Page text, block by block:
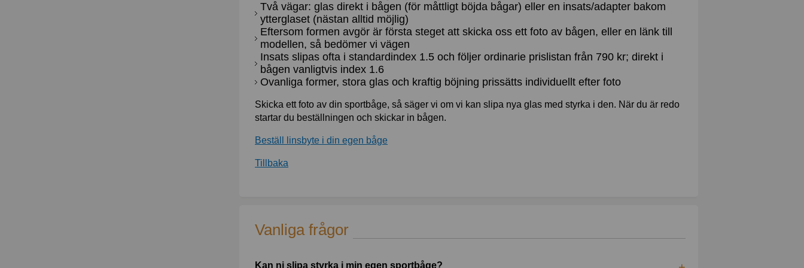
Två vägar: glas direkt i bågen (för måttligt böjda bågar) eller en insats/adapter bakom
ytterglaset (nästan alltid möjlig)
Eftersom formen avgör är första steget att skicka oss ett foto av bågen, eller en länk till
modellen, så bedömer vi vägen
Insats slipas ofta i standardindex 1.5 och följer ordinarie prislistan från 790 kr; direkt i
bågen vanligtvis index 1.6
Ovanliga former, stora glas och kraftig böjning prissätts individuellt efter foto
Skicka ett foto av din sportbåge, så säger vi om vi kan slipa nya glas med styrka i den. När du är redo
startar du beställningen och skickar in bågen.
Beställ linsbyte i din egen båge
Tillbaka
Vanliga frågor
Kan ni slipa styrka i min egen sportbåge?